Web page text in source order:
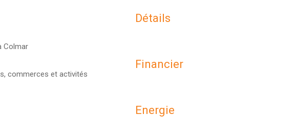
Colmar
commerces et activités
Détails
Financier
Energie